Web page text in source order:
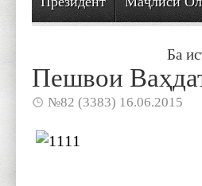
Ба
Пешвои
№82 (3383) 16.06.2015